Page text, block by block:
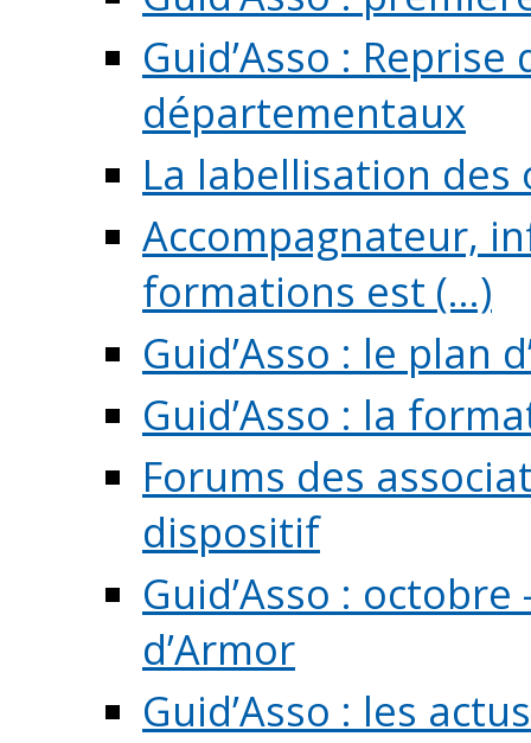
Guid’Asso :
départementaux
La labellisation
Accompagnateur,
formations est (...)
Guid’Asso : le plan
Guid’Asso : la
Forums des
dispositif
Guid’Asso :
d’Armor
Guid’Asso : les